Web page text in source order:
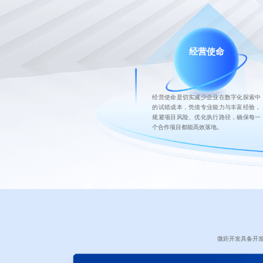
经营使命
经营使命是切实减少企业在数字化探索中
的试错成本，凭借专业能力与丰富经验，
规避项目风险、优化执行路径，确保每一
个合作项目都能高效落地。
微距开发具备开